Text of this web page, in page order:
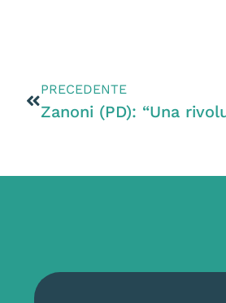
PRECEDENTE